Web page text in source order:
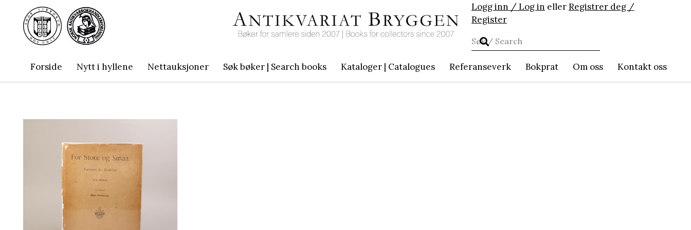
Logg inn / Log in ellerRegistrer deg /
Register
Forside Nytt i hyllene Nettauksjoner Søk bøker | Search books Kataloger | Catalogues Referanseverk Bokprat Om oss Kontakt oss